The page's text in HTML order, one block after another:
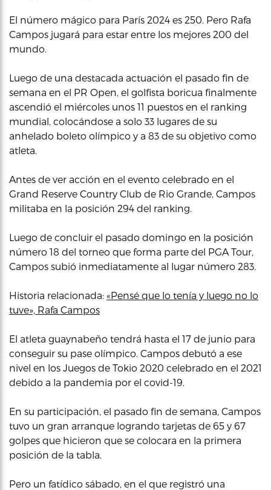
El número mágico para París 2024 es 250. Pero Rafa
Campos jugará para estar entre los mejores 200 del
mundo.
Luego de una destacada actuación el pasado fin de
semana en el PR Open, el golfista boricua finalmente
ascendió el miércoles unos 11 puestos en el ranking
mundial, colocándose a solo 33 lugares de su
anhelado boleto olímpico y a 83 de su objetivo como
atleta.
Antes de ver acción en el evento celebrado en el
Grand Reserve Country Club de Rio Grande, Campos
militaba en la posición 294 del ranking.
Luego de concluir el pasado domingo en la posición
número 18 del torneo que forma parte del PGA Tour,
Campos subió inmediatamente al lugar número 283.
Historia relacionada: «Pensé que lo tenía y luego no lo
tuve», Rafa Campos
El atleta guaynabeño tendrá hasta el 17 de junio para
conseguir su pase olímpico. Campos debutó a ese
nivel en los Juegos de Tokio 2020 celebrado en el 2021
debido a la pandemia por el covid-19.
En su participación, el pasado fin de semana, Campos
tuvo un gran arranque logrando tarjetas de 65 y 67
golpes que hicieron que se colocara en la primera
posición de la tabla.
Pero un fatídico sábado, en el que registró una